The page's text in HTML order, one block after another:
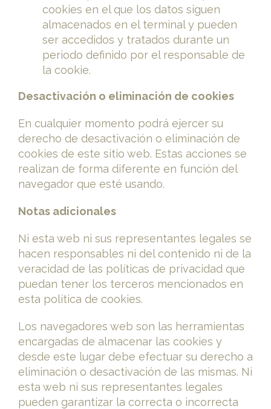
cookies en el que los datos siguen
almacenados en el terminal y pueden
ser accedidos y tratados durante un
periodo definido por el responsable de
la cookie.
Desactivación o eliminación de cookies
En cualquier momento podrá ejercer su
derecho de desactivación o eliminación de
cookies de este sitio web. Estas acciones se
realizan de forma diferente en función del
navegador que esté usando.
Notas adicionales
Ni esta web ni sus representantes legales se
hacen responsables ni del contenido ni de la
veracidad de las políticas de privacidad que
puedan tener los terceros mencionados en
esta política de cookies.
Los navegadores web son las herramientas
encargadas de almacenar las cookies y
desde este lugar debe efectuar su derecho a
eliminación o desactivación de las mismas. Ni
esta web ni sus representantes legales
pueden garantizar la correcta o incorrecta